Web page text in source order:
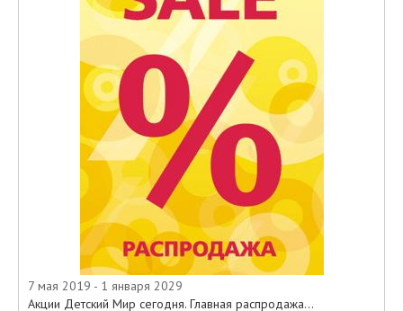
7 мая 2019 - 1 января 2029
Акции Детский Мир сегодня. Главная распродажа...